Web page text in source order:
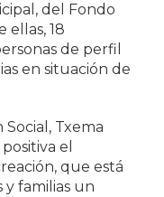
del Fondo
ellas, 18
de perfil
en situación de
Txema
el
que está
y familias un